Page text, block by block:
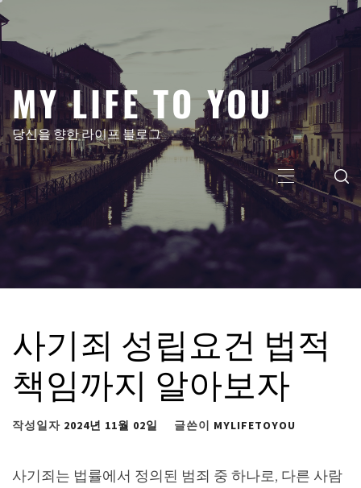
텐
건
뛰
기
MY LIFE TO YOU
당신을 향한 라이프 블로그
주
메
뉴
사기죄 성립요건 법적
책임까지 알아보자
작성일자 2024년 11월 02일 글쓴이 MYLIFETOYOU
사기죄는 법률에서 정의된 범죄 중 하나로, 다른 사람